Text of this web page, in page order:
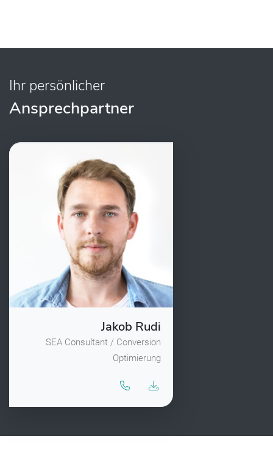
Ihr persönlicher
Ansprechpartner
Jakob Rudi
SEA Consultant / Conversion
Optimierung